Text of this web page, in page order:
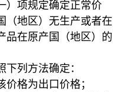
项规定确定正常价
（地区）无生产或者在
品在原产国（地区）的
列方法确定：
格为出口价格；